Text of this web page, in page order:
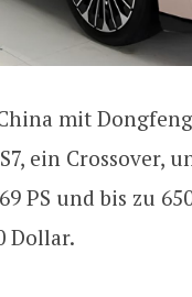
mit
ein Crossover,
PS und bis zu
Dollar.